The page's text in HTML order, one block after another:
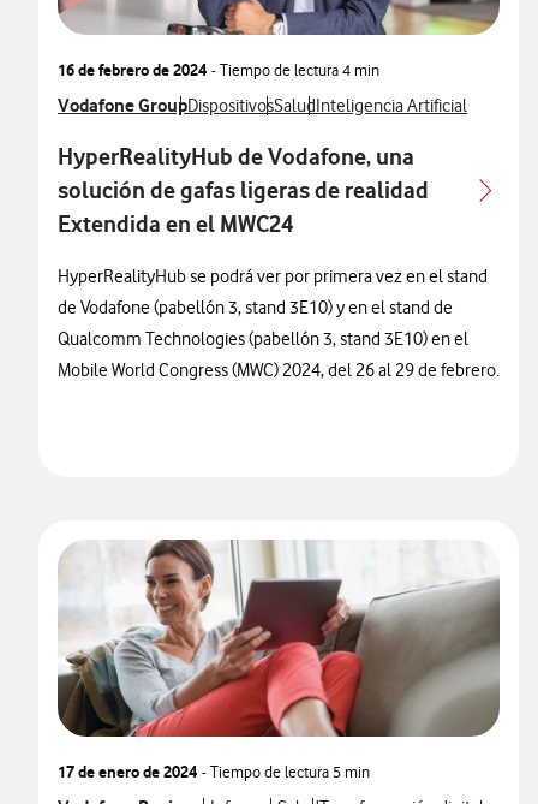
16 de febrero de 2024 - Tiempo de lectura4 min
Ver más notas de prensa relacionados con
Vodafone GroupVer más notas de prensa relacionados con
DispositivosVer más notas de prensa
SaludVer más notas de prensa
Inteligencia Artificial
HyperRealityHub de Vodafone, una
solución de gafas ligeras de realidad
Extendida en el MWC24
HyperRealityHub se podrá ver por primera vez en el stand
de Vodafone (pabellón 3, stand 3E10) y en el stand de
Qualcomm Technologies (pabellón 3, stand 3E10) en el
Mobile World Congress (MWC) 2024, del 26 al 29 de febrero.
17 de enero de 2024 - Tiempo de lectura5 min